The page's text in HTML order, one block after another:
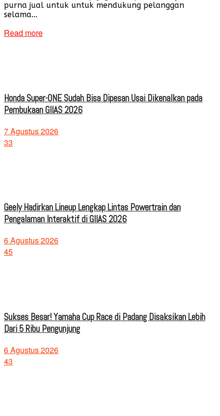
purna jual untuk untuk mendukung pelanggan
selama...
Read more
Honda Super-ONE Sudah Bisa Dipesan Usai Dikenalkan pada
Pembukaan GIIAS 2026
7 Agustus 2026
33
Geely Hadirkan Lineup Lengkap Lintas Powertrain dan
Pengalaman Interaktif di GIIAS 2026
6 Agustus 2026
45
Sukses Besar! Yamaha Cup Race di Padang Disaksikan Lebih
Dari 5 Ribu Pengunjung
6 Agustus 2026
43